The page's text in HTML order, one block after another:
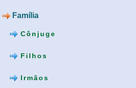
Família
Cônjuge
Filhos
Irmãos